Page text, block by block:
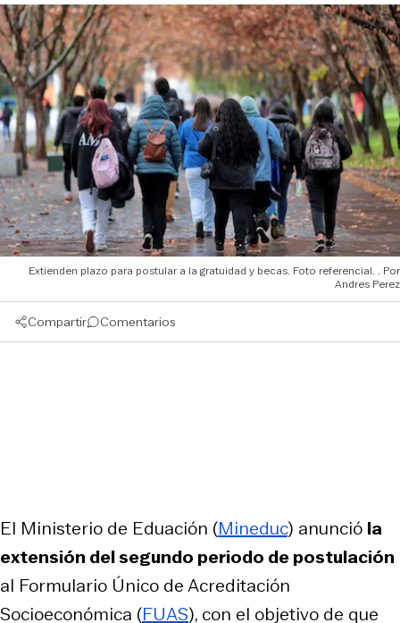
Extienden plazo para postular a la gratuidad y becas. Foto referencial.
Andres Perez
Compartir Comentarios
El Ministerio de Eduación (Mineduc) anunció la
extensión del segundo periodo de postulación
al Formulario Único de Acreditación
Socioeconómica (FUAS), con el objetivo de que